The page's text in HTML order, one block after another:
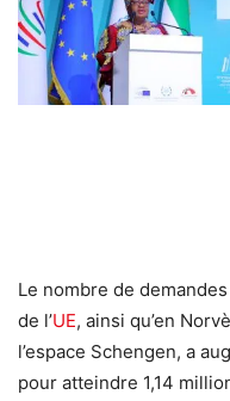
Le nombre de
de l’UE, ainsi qu’en
l’espace Schengen, a
pour atteindre 1,14